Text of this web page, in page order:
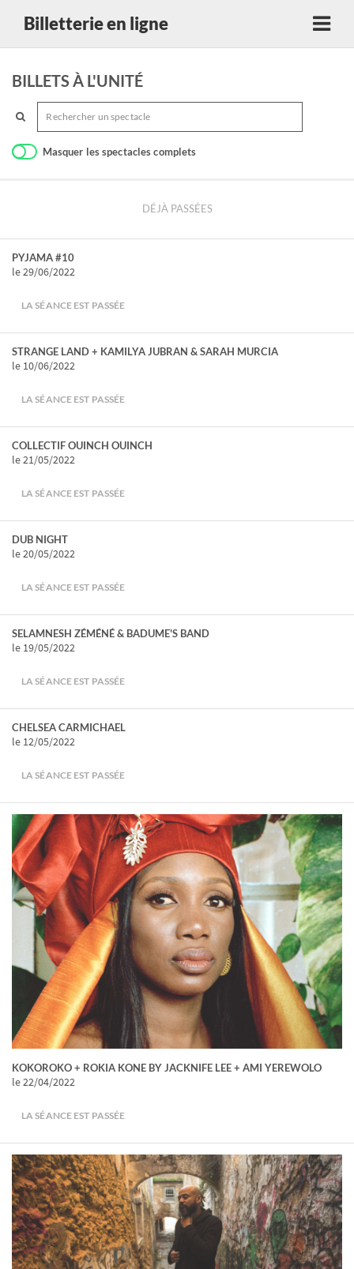
Billetterie en ligne
BILLETS À L'UNITÉ
Masquer les spectacles complets
DÉJÀ PASSÉES
PYJAMA #10
le 29/06/2022
LA SÉANCE EST PASSÉE
STRANGE LAND + KAMILYA JUBRAN & SARAH MURCIA
le 10/06/2022
LA SÉANCE EST PASSÉE
COLLECTIF OUINCH OUINCH
le 21/05/2022
LA SÉANCE EST PASSÉE
DUB NIGHT
le 20/05/2022
LA SÉANCE EST PASSÉE
SELAMNESH ZÉMÉNÉ & BADUME'S BAND
le 19/05/2022
LA SÉANCE EST PASSÉE
CHELSEA CARMICHAEL
le 12/05/2022
LA SÉANCE EST PASSÉE
KOKOROKO + ROKIA KONE BY JACKNIFE LEE + AMI YEREWOLO
le 22/04/2022
LA SÉANCE EST PASSÉE